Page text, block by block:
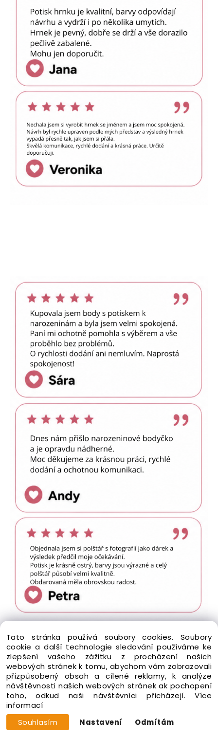
Tato stránka používá soubory cookies. Soubory
cookie a další technologie sledování používáme ke
zlepšení vašeho zážitku z procházení našich
webových stránek k tomu, abychom vám zobrazovali
přizpůsobený obsah a cílené reklamy, k analýze
návštěvnosti našich webových stránek ak pochopení
toho, odkud naši návštěvníci přicházejí.Více
informací
Souhlasím
Nastavení Odmítám